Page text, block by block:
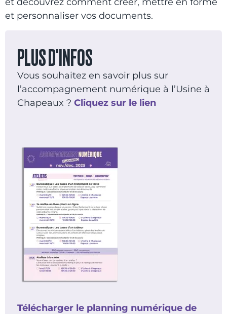
et personnaliser vos documents.
PLUS D'INFOS
Vous souhaitez en savoir plus sur
l’accompagnement numérique à l’Usine à
Chapeaux ? Cliquez sur le lien
Télécharger le planning numérique de